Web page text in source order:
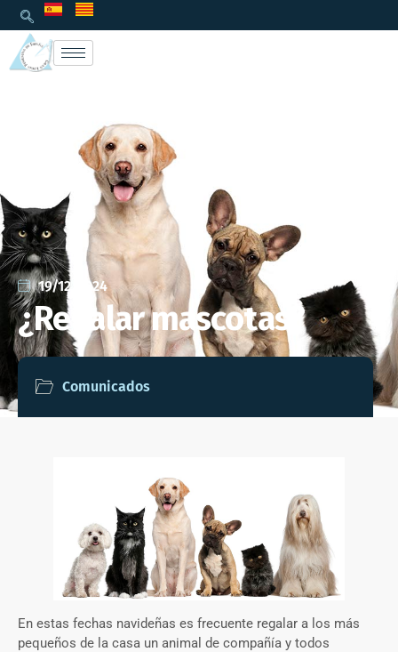
19/12/2024
¿Regalar mascotas?
Comunicados
En estas fechas navideñas es frecuente regalar a los más
pequeños de la casa un animal de compañía y todos